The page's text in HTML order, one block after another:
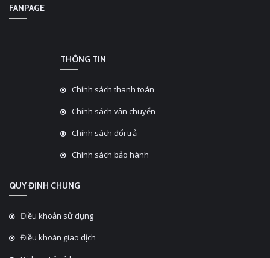
FANPAGE
THÔNG TIN
Chính sách thanh toán
Chính sách vận chuyển
Chính sách đổi trả
Chính sách bảo hành
QUY ĐỊNH CHUNG
Điều khoản sử dụng
Điều khoản giao dịch